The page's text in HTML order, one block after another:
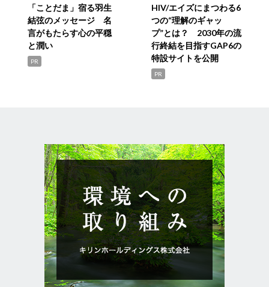
「ことだま」宿る羽生
結弦のメッセージ 名
言がもたらす心の平穏
と潤い
PR
HIV/エイズにまつわる6
つの“理解のギャッ
プ”とは？ 2030年の流
行終結を目指すGAP6の
特設サイトを公開
PR